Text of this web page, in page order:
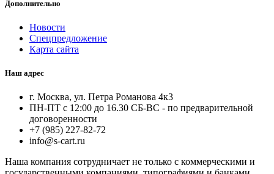
Дополнительно
Новости
Спецпредложение
Карта сайта
Наш адрес
г. Москва, ул. Петра Романова 4к3
ПН-ПТ с 12:00 до 16.30 СБ-ВС - по предварительной
договоренности
+7 (985) 227-82-72
info@s-cart.ru
Наша компания сотрудничает не только с коммерческими и